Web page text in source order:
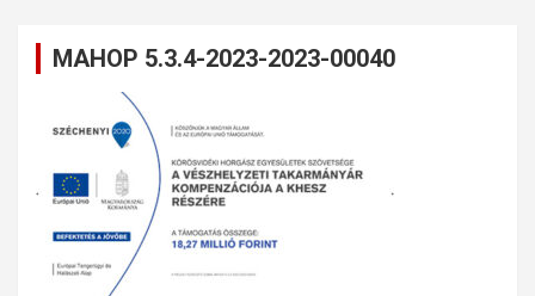
MAHOP 5.3.4-2023-2023-00040